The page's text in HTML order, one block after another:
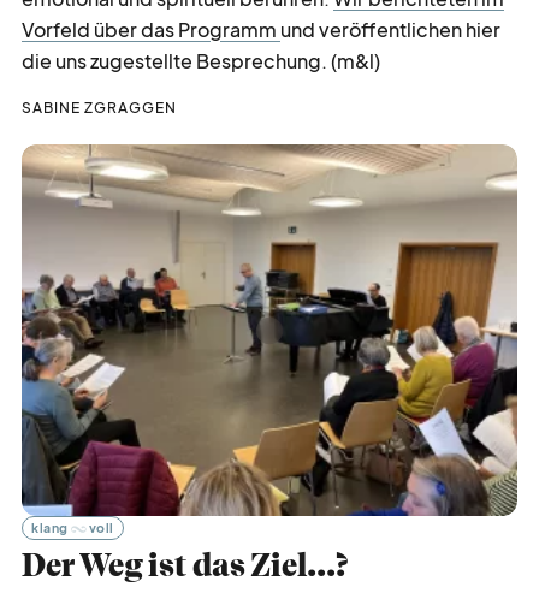
Vorfeld über das Programm und veröffentlichen hier
die uns zugestellte Besprechung. (m&l)
SABINE ZGRAGGEN
klang voll
Der Weg ist das Ziel...?